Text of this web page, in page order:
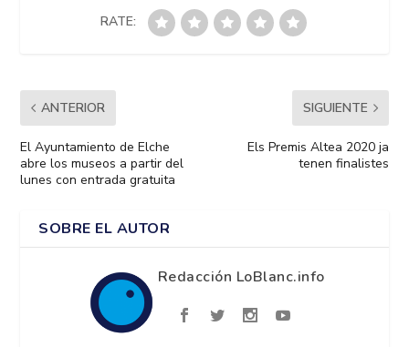
RATE:
ANTERIOR
El Ayuntamiento de Elche
abre los museos a partir del
lunes con entrada gratuita
SIGUIENTE
Els Premis Altea 2020 ja
tenen finalistes
SOBRE EL AUTOR
Redacción LoBlanc.info